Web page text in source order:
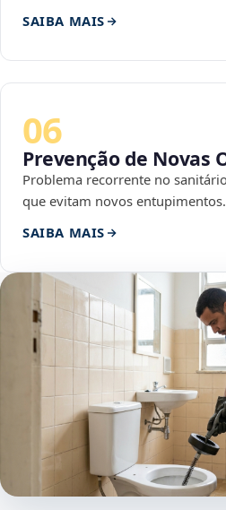
SAIBA MAIS
06
Prevenção de Novas
Problema recorrente no
que evitam novos entupimentos.
SAIBA MAIS